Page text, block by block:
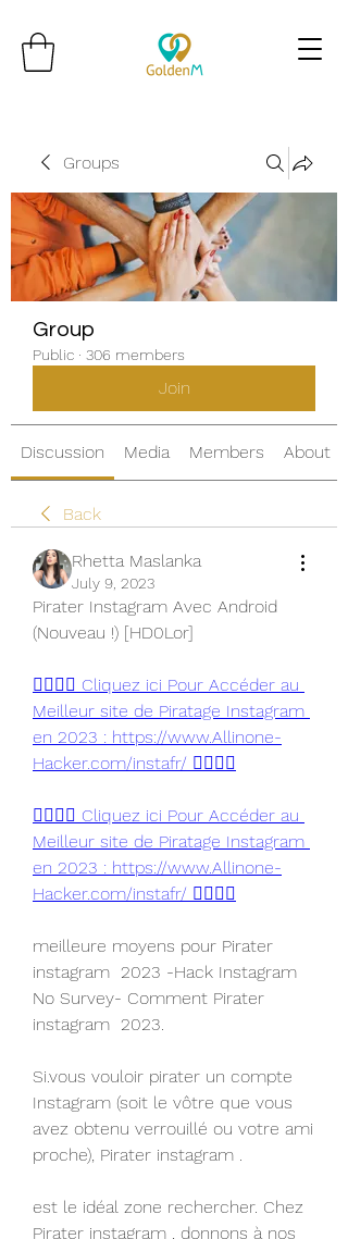
Groups
Group
Public · 306 members
Join
Discussion Media Members About
Back
Rhetta Maslanka
July 9, 2023
Pirater Instagram Avec Android
(Nouveau !) [HD0Lor]
👉🏻👉🏻 Cliquez ici Pour Accéder au
Meilleur site de Piratage Instagram
en 2023 : https://www.Allinone-
Hacker.com/instafr/ 👈🏻👈🏻
👉🏻👉🏻 Cliquez ici Pour Accéder au
Meilleur site de Piratage Instagram
en 2023 : https://www.Allinone-
Hacker.com/instafr/ 👈🏻👈🏻
meilleure moyens pour Pirater
instagram  2023 -Hack Instagram
No Survey- Comment Pirater
instagram  2023.
Si.vous vouloir pirater un compte
Instagram (soit le vôtre que vous
avez obtenu verrouillé ou votre ami
proche), Pirater instagram .
est le idéal zone rechercher. Chez
Pirater instagram , donnons à nos